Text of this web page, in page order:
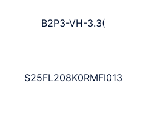
B2P3-VH-3.3(
S25FL208K0RMFI013